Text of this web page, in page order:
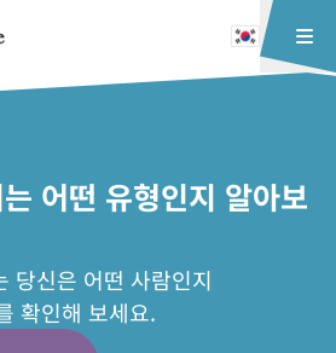
어떤 유형인지 알아보
당신은 어떤 사람인지
확인해 보세요.